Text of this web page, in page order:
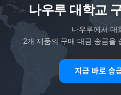
나우루 대학교
나우루에서 대
2개 제품의 구매 대금 송금을
지금 바로 송